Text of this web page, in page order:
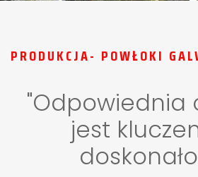
PRODUKCJA- POWŁOKI
"Odpowiednia
jest